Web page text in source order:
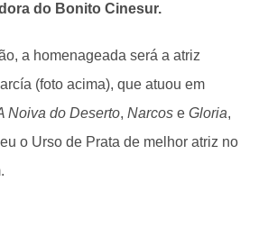
do Bonito Cinesur.
a homenageada será a atriz
(foto acima), que atuou em
Noiva do Deserto, Narcos e Gloria,
o Urso de Prata de melhor atriz no